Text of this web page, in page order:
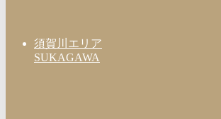
須賀川エリア
SUKAGAWA